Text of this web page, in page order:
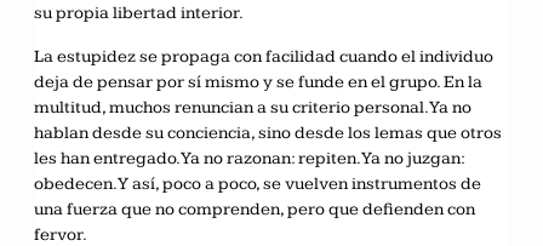
su propia libertad interior.
La estupidez se propaga con facilidad cuando el individuo
deja de pensar por sí mismo y se funde en el grupo. En la
multitud, muchos renuncian a su criterio personal. Ya no
hablan desde su conciencia, sino desde los lemas que otros
les han entregado. Ya no razonan: repiten. Ya no juzgan:
obedecen. Y así, poco a poco, se vuelven instrumentos de
una fuerza que no comprenden, pero que defienden con
fervor.